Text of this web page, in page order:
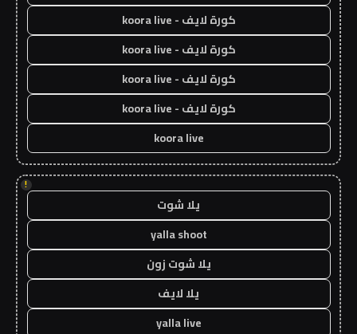
كورة لايف - koora live
كورة لايف - koora live
كورة لايف - koora live
كورة لايف - koora live
koora live
!
يلا شوت
yalla shoot
يلا شوت زون
يلا لايف
yalla live